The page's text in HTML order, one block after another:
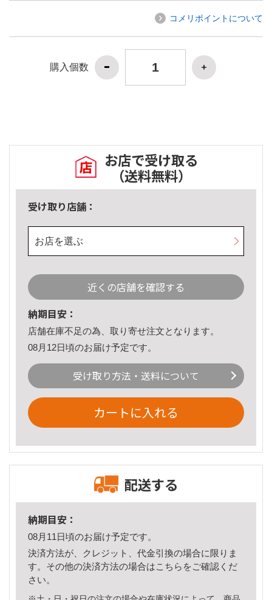
コメリポイントについて
購入個数
お店で受け取る
（送料無料）
受け取り店舗：
お店を選ぶ
近くの店舗を確認する
納期目安：
店舗在庫不足の為、取り寄せ注文となります。
08月12日頃のお届け予定です。
受け取り方法・送料について
カートに入れる
配送する
納期目安：
08月11日頃のお届け予定です。
決済方法が、クレジット、代金引換の場合に限りま
す。その他の決済方法の場合はこちら をご確認くだ
さい。